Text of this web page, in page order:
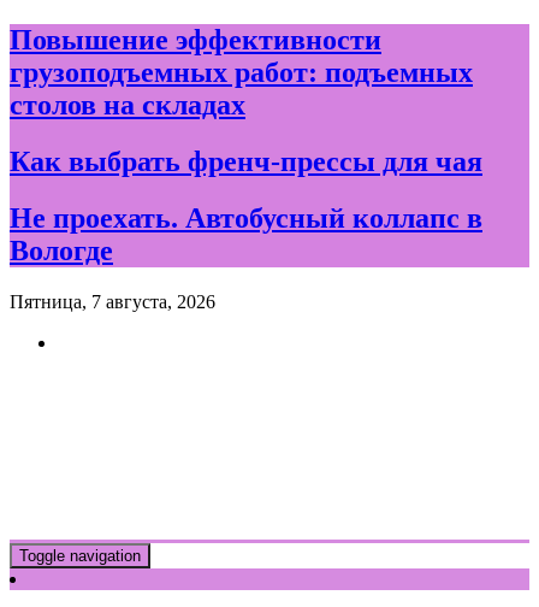
Skip
to
content
Повышение эффективности
грузоподъемных работ: подъемных
столов на складах
Как выбрать френч-прессы для чая
Не проехать. Автобусный коллапс в
Вологде
Пятница, 7 августа, 2026
Toggle navigation